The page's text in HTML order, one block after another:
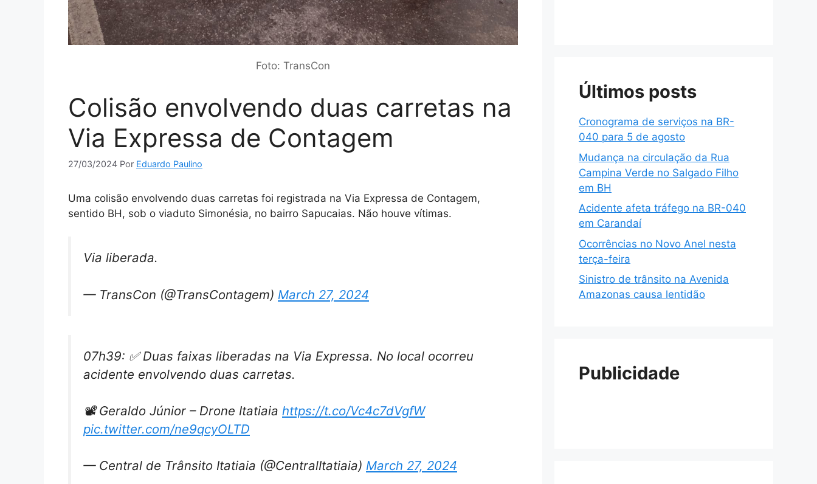
Foto: TransCon
Colisão envolvendo duas carretas na
Via Expressa de Contagem
27/03/2024 Por Eduardo Paulino
Uma colisão envolvendo duas carretas foi registrada na Via Expressa de Contagem,
sentido BH, sob o viaduto Simonésia, no bairro Sapucaias. Não houve vítimas.
Via liberada.
— TransCon (@TransContagem) March 27, 2024
07h39: ✅ Duas faixas liberadas na Via Expressa. No local ocorreu
acidente envolvendo duas carretas.
📽️ Geraldo Júnior – Drone Itatiaia https://t.co/Vc4c7dVgfW
pic.twitter.com/ne9qcyOLTD
— Central de Trânsito Itatiaia (@CentralItatiaia) March 27, 2024
Últimos posts
Cronograma de serviços na BR-
040 para 5 de agosto
Mudança na circulação da Rua
Campina Verde no Salgado Filho
em BH
Acidente afeta tráfego na BR-040
em Carandaí
Ocorrências no Novo Anel nesta
terça-feira
Sinistro de trânsito na Avenida
Amazonas causa lentidão
Publicidade